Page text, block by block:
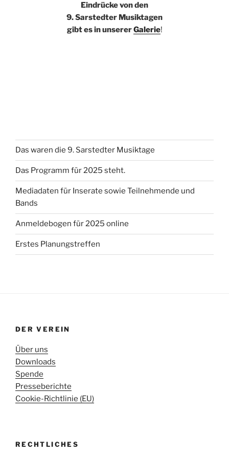
Eindrücke von den
9. Sarstedter Musiktagen
gibt es in unsererGalerie!
Das waren die 9. Sarstedter Musiktage
Das Programm für 2025 steht.
Mediadaten für Inserate sowie Teilnehmende und
Bands
Anmeldebogen für 2025 online
Erstes Planungstreffen
DER VEREIN
Über uns
Downloads
Spende
Presseberichte
Cookie-Richtlinie (EU)
RECHTLICHES